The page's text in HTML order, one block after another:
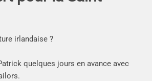
irlandaise ?
quelques jours en avance avec